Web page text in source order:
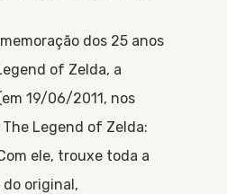
dos 25 anos
of Zelda, a
19/06/2011, nos
The Legend of Zelda:
ele, trouxe toda a
original,